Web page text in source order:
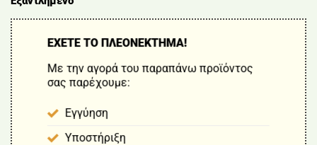
ΕΧΕΤΕ ΤΟ ΠΛΕΟΝΕΚΤΗΜΑ!
Με την αγορά του παραπάνω προϊόντος
σας παρέχουμε:
Εγγύηση
Υποστήριξη